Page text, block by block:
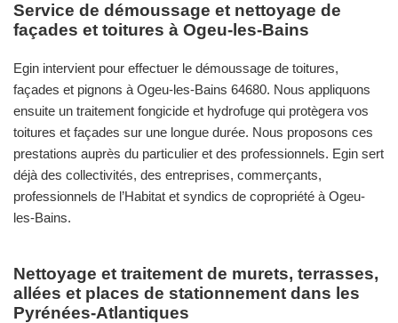
Service de démoussage et nettoyage de
façades et toitures à Ogeu-les-Bains
Egin intervient pour effectuer le démoussage de toitures,
façades et pignons à Ogeu-les-Bains 64680. Nous appliquons
ensuite un traitement fongicide et hydrofuge qui protègera vos
toitures et façades sur une longue durée. Nous proposons ces
prestations auprès du particulier et des professionnels. Egin sert
déjà des collectivités, des entreprises, commerçants,
professionnels de l’Habitat et syndics de copropriété à Ogeu-
les-Bains.
Nettoyage et traitement de murets, terrasses,
allées et places de stationnement dans les
Pyrénées-Atlantiques